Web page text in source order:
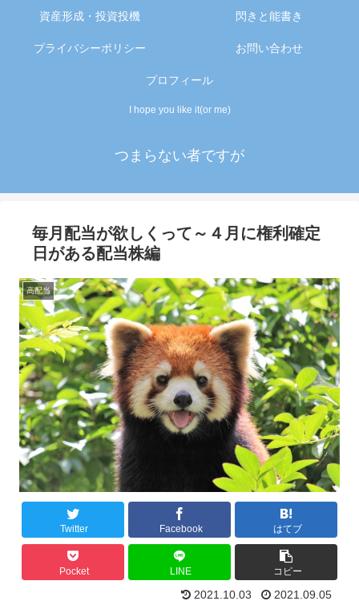
I hope you like it(or me)
つまらない者ですが
資産形成・投資投機 閃きと能書き
プライバシーポリシー お問い合わせ
プロフィール
毎月配当が欲しくって～４月に権利確定
日がある配当株編
高配当
Twitter Facebook はてブ
Pocket LINE コピー
2021.10.03 2021.09.05